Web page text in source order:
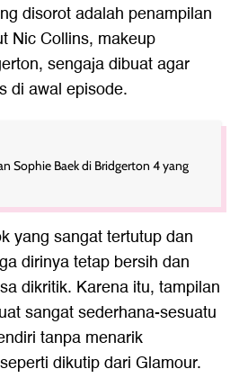
disorot adalah penampilan
Nic Collins, makeup
sengaja dibuat agar
di awal episode.
Sophie Baek di Bridgerton 4 yang
yang sangat tertutup dan
dirinya tetap bersih dan
dikritik. Karena itu, tampilan
sangat sederhana-sesuatu
tanpa menarik
dikutip dari Glamour.